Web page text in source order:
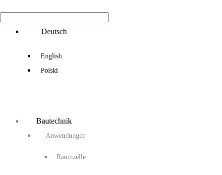
Deutsch
English
Polski
Bautechnik
Anwendungen
Raumzelle